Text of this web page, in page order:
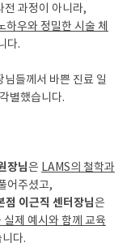
전 과정이 아니라,
우와 정밀한 시술 체
다.
들께서 바쁜 진료 일
별했습니다.
장님은 LAMS의 철학과
어주셨고,
점 이근직 센터장님은
제 예시와 함께 교육
다.